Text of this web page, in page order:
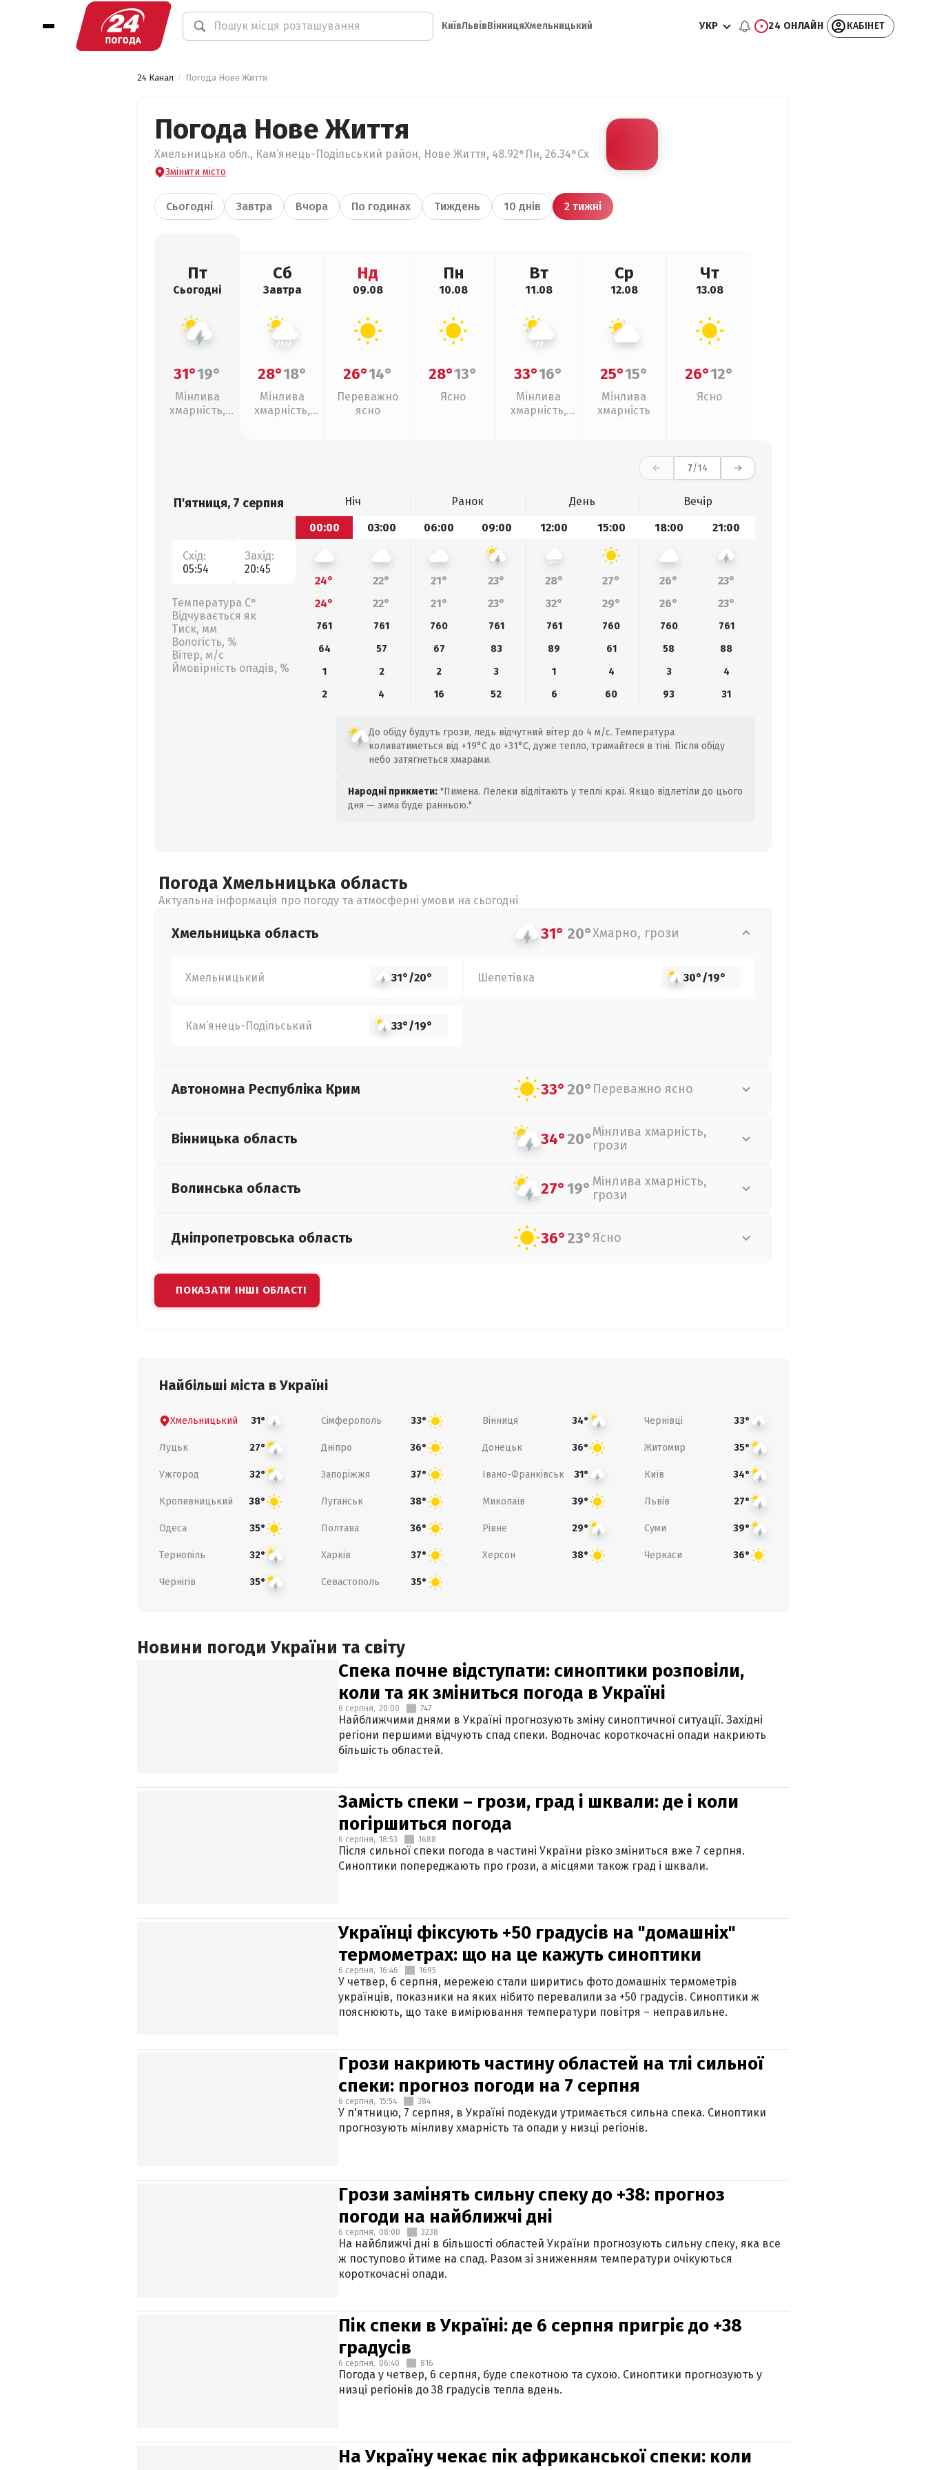
КиївЛьвівВінницяХмельницький УКР 24 ОНЛАЙН КАБІНЕТ
24 Канал Погода Нове Життя
Погода Нове Життя
Хмельницька обл., Кам’янець-Подільський район, Нове Життя, 48.92°Пн, 26.34°Сх
Змінити місто
Сьогодні Завтра Вчора По годинах Тиждень 10 днів 2 тижні
Пт
Сьогодні
31°19°
Мінлива
хмарність,
Сб
Завтра
28°18°
Мінлива
хмарність,
Нд
09.08
26°14°
Переважно
ясно
Пн
10.08
28°13°
Ясно
Вт
11.08
33°16°
Мінлива
хмарність,
Ср
12.08
25°15°
Мінлива
хмарність
Чт
13.08
26°12°
Ясно
7/14
П'ятниця, 7 серпня
Схід:
05:54
Захід:
20:45
Температура С°
Відчувається як
Тиск, мм
Вологість, %
Вітер, м/с
Ймовірність опадів, %
Ніч Ранок День
Вечір
00:00
03:00 06:00 09:00 12:00 15:00 18:00 21:00
24° 22° 21° 23° 28° 27° 26°
23°
24°
22° 21° 23° 32° 29° 26° 23°
761 761 760 761 761 760 760
761
64
57 67 83 89 61 58
88
1
2 2 3 1 4 3
4
2
4 16 52 6 60 93 31
До обіду будуть грози, ледь відчутний вітер до 4 м/с. Температура
коливатиметься від +19°C до +31°C, дуже тепло, тримайтеся в тіні. Після обіду
небо затягнеться хмарами.
Народні прикмети: "Пимена. Лелеки відлітають у теплі краї. Якщо відлетіли до цього
дня — зима буде ранньою."
Погода Хмельницька область
Актуальна інформація про погоду та атмосферні умови на сьогодні
Хмельницька область 31° 20°Хмарно, грози
Хмельницький 31°/20° Шепетівка 30°/19°
Кам’янець-Подільський 33°/19°
Автономна Республіка Крим 33°20° Переважно ясно
Вінницька область 34°20°Мінлива хмарність,
грози
Волинська область 27°19° Мінлива хмарність,
грози
Дніпропетровська область 36°23° Ясно
ПОКАЗАТИ ІНШІ ОБЛАСТІ
Найбільші міста в Україні
Хмельницький 31° Сімферополь 33° Вінниця 34° Чернівці 33°
Луцьк 27° Дніпро 36° Донецьк 36° Житомир 35°
Ужгород 32° Запоріжжя 37° Івано-Франківськ 31° Київ 34°
Кропивницький 38° Луганськ 38° Миколаїв 39° Львів 27°
Одеса 35° Полтава 36° Рівне 29° Суми 39°
Тернопіль 32° Харків 37° Херсон 38° Черкаси 36°
Чернігів 35° Севастополь 35°
Новини погоди України та світу
Спека почне відступати: синоптики розповіли,
коли та як зміниться погода в Україні
6 серпня, 20:00 747
Найближчими днями в Україні прогнозують зміну синоптичної ситуації. Західні
регіони першими відчують спад спеки. Водночас короткочасні опади накриють
більшість областей.
Замість спеки – грози, град і шквали: де і коли
погіршиться погода
6 серпня, 18:53 1688
Після сильної спеки погода в частині України різко зміниться вже 7 серпня.
Синоптики попереджають про грози, а місцями також град і шквали.
Українці фіксують +50 градусів на "домашніх"
термометрах: що на це кажуть синоптики
6 серпня, 16:46 1695
У четвер, 6 серпня, мережею стали ширитись фото домашніх термометрів
українців, показники на яких нібито перевалили за +50 градусів. Синоптики ж
пояснюють, що таке вимірювання температури повітря – неправильне.
Грози накриють частину областей на тлі сильної
спеки: прогноз погоди на 7 серпня
6 серпня, 15:54 384
У п'ятницю, 7 серпня, в Україні подекуди утримається сильна спека. Синоптики
прогнозують мінливу хмарність та опади у низці регіонів.
Грози замінять сильну спеку до +38: прогноз
погоди на найближчі дні
6 серпня, 08:00 3238
На найближчі дні в більшості областей України прогнозують сильну спеку, яка все
ж поступово йтиме на спад. Разом зі зниженням температури очікуються
короткочасні опади.
Пік спеки в Україні: де 6 серпня пригріє до +38
градусів
6 серпня, 06:40 816
Погода у четвер, 6 серпня, буде спекотною та сухою. Синоптики прогнозують у
низці регіонів до 38 градусів тепла вдень.
На Україну чекає пік африканської спеки: коли